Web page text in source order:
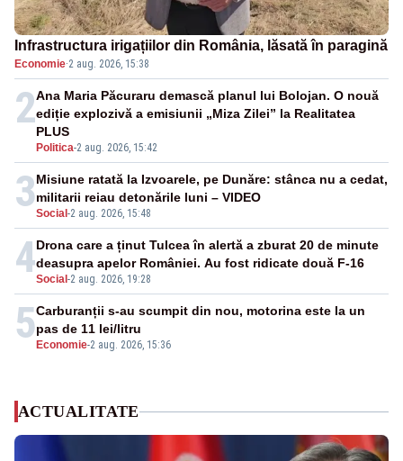
Infrastructura irigațiilor din România, lăsată în paragină
Economie·2 aug. 2026, 15:38
2
Politica-2 aug. 2026, 15:42
Ana Maria Păcuraru demască planul lui Bolojan. O nouă
ediție explozivă a emisiunii „Miza Zilei” la Realitatea
PLUS
3Social -2 aug. 2026, 15:48
Misiune ratată la Izvoarele, pe Dunăre: stânca nu a cedat,
militarii reiau detonările luni – VIDEO
4Social -2 aug. 2026, 19:28
Drona care a ținut Tulcea în alertă a zburat 20 de minute
deasupra apelor României. Au fost ridicate două F-16
5 Economie-2 aug. 2026, 15:36
Carburanții s-au scumpit din nou, motorina este la un
pas de 11 lei/litru
ACTUALITATE